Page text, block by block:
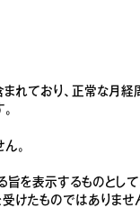
れており、正常な月
。
を表示するものとし
けたものではありませ